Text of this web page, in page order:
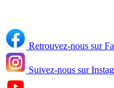
Retrouvez-nous sur
Suivez-nous sur